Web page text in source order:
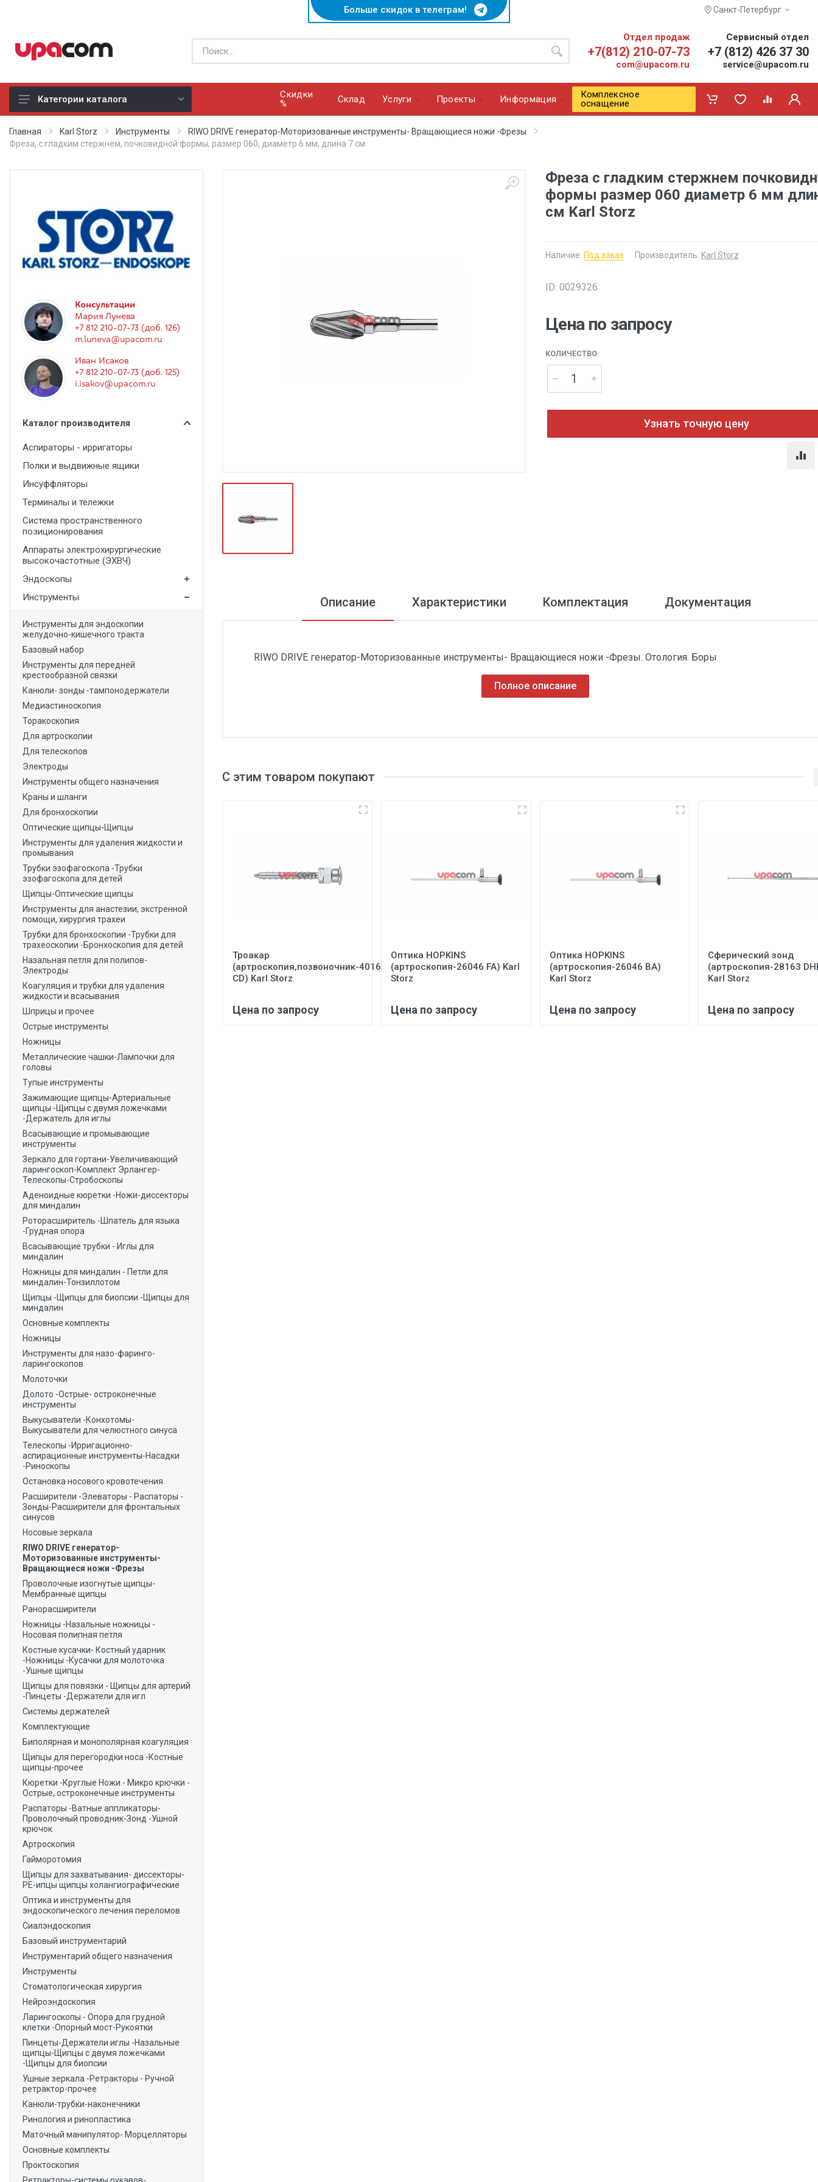
Больше скидок в телеграм! Санкт-Петербург
Отдел продаж
+7(812) 210-07-73
com@upacom.ru
Сервисный отдел
+7 (812) 426 37 30
service@upacom.ru
Б/У оборудование
Неонатология
Хирургия
Функциональная диагностика
Офтальмология
Урология
Дезинфекция и стерилизация
Реабилитация
Расходные материалы
Оториноларингология
Вспомогательное оборудование
Стоматологическое оборудование
Медицинская мебель
Лабораторное оборудование
Оборудование для скорой помощи
Прачечное оборудование
Медицинские мониторы
Ортопедические товары
Косметология
Категории каталога
Скидки
%
Cклад Услуги Проекты Информация
Комплексное
оснащение
Главная Karl Storz Инструменты
RIWO DRIVE генератор-Моторизованные инструменты- Вращающиеся ножи -Фрезы
Фреза, с гладким стержнем, почковидной формы, размер 060, диаметр 6 мм, длина 7 см
Консультации
Мария Лунева
+7 812 210-07-73 (доб. 126)
m.luneva@upacom.ru
Иван Исаков
+7 812 210-07-73 (доб. 125)
i.isakov@upacom.ru
Каталог производителя
Аспираторы - ирригаторы
Полки и выдвижные ящики
Инсуффляторы
Терминалы и тележки
Система пространственного
позиционирования
Аппараты электрохирургические
высокочастотные (ЭХВЧ)
Эндоскопы
Инструменты
Инструменты для эндоскопии
желудочно-кишечного тракта
Базовый набор
Инструменты для передней
крестообразной связки
Канюли- зонды -тампонодержатели
Медиастиноскопия
Торакоскопия
Для артроскопии
Для телескопов
Электроды
Инструменты общего назначения
Краны и шланги
Для бронхоскопии
Оптические щипцы-Щипцы
Инструменты для удаления жидкости и
промывания
Трубки эзофагоскопа -Трубки
эзофагоскопа для детей
Щипцы-Оптические щипцы
Инструменты для анастезии, экстренной
помощи, хирургия трахеи
Трубки для бронхоскопии -Трубки для
трахеоскопии -Бронхоскопия для детей
Назальная петля для полипов-
Электроды
Коагуляция и трубки для удаления
жидкости и всасывания
Шприцы и прочее
Острые инструменты
Ножницы
Металлические чашки-Лампочки для
головы
Тупые инструменты
Зажимающие щипцы-Артериальные
щипцы -Щипцы с двумя ложечками
-Держатель для иглы
Всасывающие и промывающие
инструменты
Зеркало для гортани-Увеличивающий
ларингоскоп-Комплект Эрлангер-
Телескопы-Стробоскопы
Аденоидные кюретки -Ножи-диссекторы
для миндалин
Роторасширитель -Шпатель для языка
-Грудная опора
Всасывающие трубки - Иглы для
миндалин
Ножницы для миндалин - Петли для
миндалин-Тонзиллотом
Щипцы -Щипцы для биопсии -Щипцы для
миндалин
Основные комплекты
Ножницы
Инструменты для назо-фаринго-
ларингоскопов
Молоточки
Долото -Острые- остроконечные
инструменты
Выкусыватели -Конхотомы-
Выкусыватели для челюстного синуса
Телескопы -Ирригационно-
аспирационные инструменты-Насадки
-Риноскопы
Остановка носового кровотечения
Расширители -Элеваторы - Распаторы -
Зонды-Расширители для фронтальных
синусов
Носовые зеркала
RIWO DRIVE генератор-
Моторизованные инструменты-
Вращающиеся ножи -Фрезы
Проволочные изогнутые щипцы-
Мембранные щипцы
Ранорасширители
Ножницы -Назальные ножницы -
Носовая полипная петля
Костные кусачки- Костный ударник
-Ножницы -Кусачки для молоточка
-Ушные щипцы
Щипцы для повязки - Щипцы для артерий
-Пинцеты -Держатели для игл
Системы держателей
Комплектующие
Биполярная и монополярная коагуляция
Щипцы для перегородки носа -Костные
щипцы-прочее
Кюретки -Круглые Ножи - Микро крючки -
Острые, остроконечные инструменты
Распаторы -Ватные аппликаторы-
Проволочный проводник-Зонд -Ушной
крючок
Артроскопия
Гайморотомия
Щипцы для захватывания- диссекторы-
РЕ-ипцы щипцы холангиографические
Оптика и инструменты для
эндоскопического лечения переломов
Сиалэндоскопия
Базовый инструментарий
Инструментарий общего назначения
Инструменты
Стоматологическая хирургия
Нейроэндоскопия
Ларингоскопы - Опора для грудной
клетки -Опорный мост-Рукоятки
Пинцеты-Держатели иглы -Назальные
щипцы-Щипцы с двумя ложечками
-Щипцы для биопсии
Ушные зеркала -Ретракторы - Ручной
ретрактор-прочее
Канюли-трубки-наконечники
Ринология и ринопластика
Маточный манипулятор- Морцелляторы
Основные комплекты
Проктоскопия
Фреза с гладким стержнем
формы размер 060 диаметр 6 мм
см Karl Storz
Наличие: Под заказ Производитель: Karl Storz
ID: 0029326
Цена по запросу
КОЛИЧЕСТВО
Узнать точную цену
Описание Характеристики Комплектация Документация
RIWO DRIVE генератор-Моторизованные инструменты- Вращающиеся ножи -Фрезы. Отология. Боры
Полное описание
С этим товаром покупают
Троакар
(артроскопия,позвоночник-40160
CD) Karl Storz
Цена по запросу
Оптика HOPKINS
(артроскопия-26046 FA) Karl
Storz
Цена по запросу
Оптика HOPKINS
(артроскопия-26046 BA)
Karl Storz
Цена по запросу
Сферический зонд
(артроскопия-28163
Karl Storz
Цена по запросу